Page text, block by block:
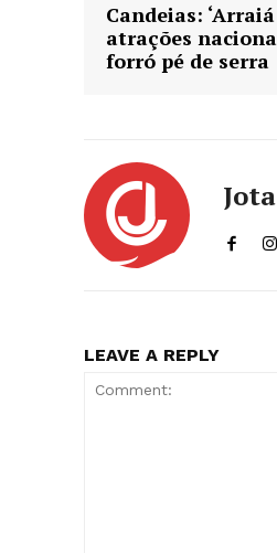
Candeias:
atrações
forró pé de serra
LEAVE A REPLY